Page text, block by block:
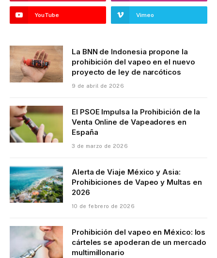
YouTube Vimeo
La BNN de Indonesia propone la
prohibición del vapeo en el nuevo
proyecto de ley de narcóticos
9 de abril de 2026
El PSOE Impulsa la Prohibición de la
Venta Online de Vapeadores en
España
3 de marzo de 2026
Alerta de Viaje México y Asia:
Prohibiciones de Vapeo y Multas en
2026
10 de febrero de 2026
Prohibición del vapeo en México: los
cárteles se apoderan de un mercado
multimillonario